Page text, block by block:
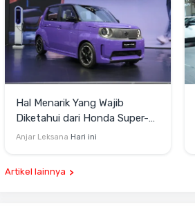
Hal Menarik Yang Wajib
Diketahui dari Honda Super-
ONE Selain Harga
Anjar Leksana Hari ini
Artikel lainnya